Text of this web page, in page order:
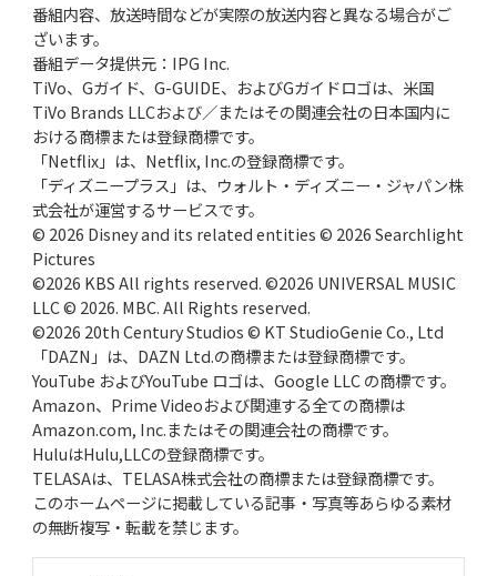
番組内容、放送時間などが実際の放送内容と異なる場合がご
ざいます。
番組データ提供元：IPG Inc.
TiVo、Gガイド、G-GUIDE、およびGガイドロゴは、米国
TiVo Brands LLCおよび／またはその関連会社の日本国内に
おける商標または登録商標です。
「Netflix」は、Netflix, Inc.の登録商標です。
「ディズニープラス」は、ウォルト・ディズニー・ジャパン株
式会社が運営するサービスです。
© 2026 Disney and its related entities © 2026 Searchlight
Pictures
©2026 KBS All rights reserved. ©2026 UNIVERSAL MUSIC
LLC © 2026. MBC. All Rights reserved.
©2026 20th Century Studios © KT StudioGenie Co., Ltd
「DAZN」は、DAZN Ltd.の商標または登録商標です。
YouTube およびYouTube ロゴは、Google LLC の商標です。
Amazon、Prime Videoおよび関連する全ての商標は
Amazon.com, Inc.またはその関連会社の商標です。
HuluはHulu,LLCの登録商標です。
TELASAは、TELASA株式会社の商標または登録商標です。
このホームページに掲載している記事・写真等あらゆる素材
の無断複写・転載を禁じます。